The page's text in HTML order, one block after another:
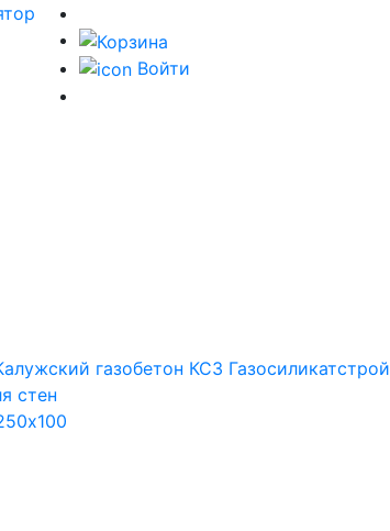
Войти
газобетон КСЗ Газосиликатстрой
стен